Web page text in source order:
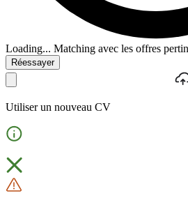
Loading... Matching avec les offres
Réessayer
Utiliser un nouveau CV